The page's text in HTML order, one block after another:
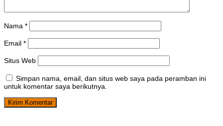
Nama *
Email *
Situs Web
Simpan nama, email, dan situs web saya pada peramban ini
untuk komentar saya berikutnya.